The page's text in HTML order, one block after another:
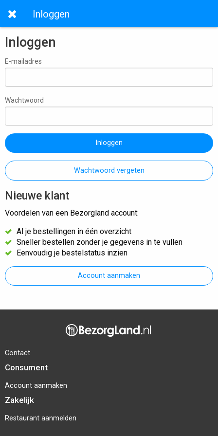
Inloggen
Inloggen
E-mailadres
Wachtwoord
Inloggen
Wachtwoord vergeten
Nieuwe klant
Voordelen van een Bezorgland account:
Al je bestellingen in één overzicht
Sneller bestellen zonder je gegevens in te vullen
Eenvoudig je bestelstatus inzien
Account aanmaken
Contact
Consument
Account aanmaken
Zakelijk
Restaurant aanmelden